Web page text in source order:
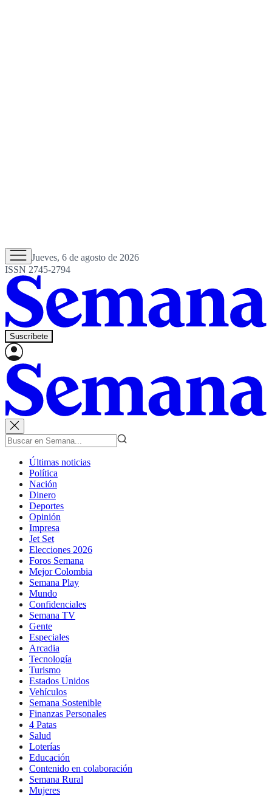
Jueves, 6 de agosto de 2026
ISSN 2745-2794
Suscríbete
Últimas noticias
Política
Nación
Dinero
Deportes
Opinión
Impresa
Jet Set
Elecciones 2026
Foros Semana
Mejor Colombia
Semana Play
Mundo
Confidenciales
Semana TV
Gente
Especiales
Arcadia
Tecnología
Turismo
Estados Unidos
Vehículos
Semana Sostenible
Finanzas Personales
4 Patas
Salud
Loterías
Educación
Contenido en colaboración
Semana Rural
Mujeres